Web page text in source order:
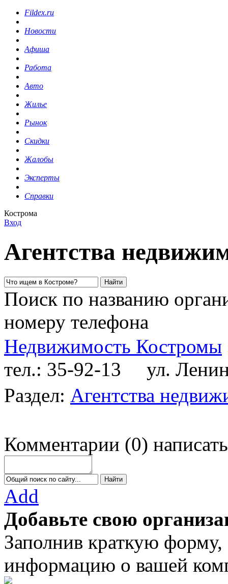
Fildex.ru
Новости
Афиша
Работа
Авто
Жилье
Рынок
Скидки
Жалобы
Эксперты
Справки
Кострома
Вход
Агентства
Поиск по названию
номеру телефона
Недвижимость Костромы
тел.: 35-92-13
ул.
Раздел: Агентства
Комментарии (0) написать
Add
Добавьте свою
Заполнив краткую
информацию о вашей